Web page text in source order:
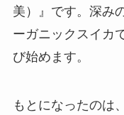
美）』です。深み
ーガニックスイカ
び始めます。
もとになったのは